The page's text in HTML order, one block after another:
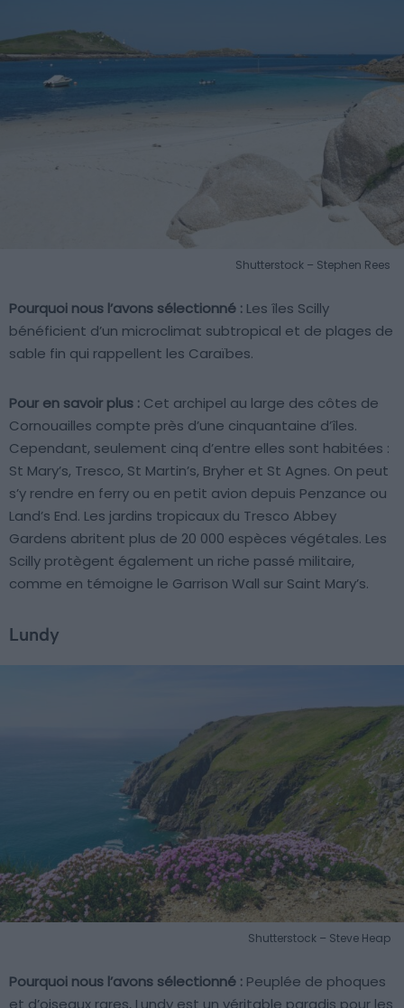
Shutterstock – Stephen Rees
Pourquoi nous l’avons sélectionné : Les îles Scilly
bénéficient d’un microclimat subtropical et de plages de
sable fin qui rappellent les Caraïbes.
Pour en savoir plus : Cet archipel au large des côtes de
Cornouailles compte près d’une cinquantaine d’îles.
Cependant, seulement cinq d’entre elles sont habitées :
St Mary’s, Tresco, St Martin’s, Bryher et St Agnes. On peut
s’y rendre en ferry ou en petit avion depuis Penzance ou
Land’s End. Les jardins tropicaux du Tresco Abbey
Gardens abritent plus de 20 000 espèces végétales. Les
Scilly protègent également un riche passé militaire,
comme en témoigne le Garrison Wall sur Saint Mary’s.
Lundy
Shutterstock – Steve Heap
Pourquoi nous l’avons sélectionné : Peuplée de phoques
et d’oiseaux rares, Lundy est un véritable paradis pour les